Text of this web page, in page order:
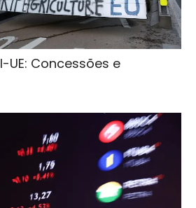
Concessões e